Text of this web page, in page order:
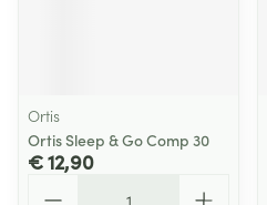
Ortis
Ortis Sleep & Go Comp 30
€ 12,90